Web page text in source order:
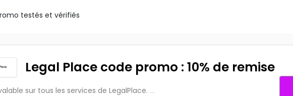
testés et vérifiés
Legal Place code promo : 10% de remise
sur tous les services de LegalPlace. ...